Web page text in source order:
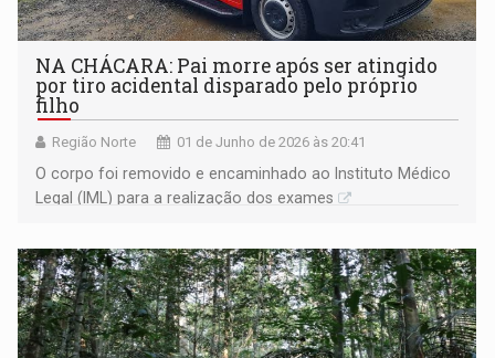
NA CHÁCARA: Pai morre após ser atingido
por tiro acidental disparado pelo próprio
filho
Região Norte 01 de Junho de 2026 às 20:41
O corpo foi removido e encaminhado ao Instituto Médico
Legal (IML) para a realização dos exames